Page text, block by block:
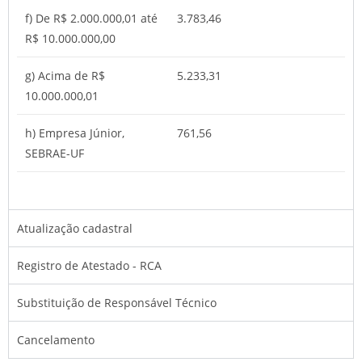
f) De R$ 2.000.000,01 até
R$ 10.000.000,00
3.783,46
g) Acima de R$
10.000.000,01
5.233,31
h) Empresa Júnior,
SEBRAE-UF
761,56
Atualização cadastral
Registro de Atestado - RCA
Substituição de Responsável Técnico
Cancelamento